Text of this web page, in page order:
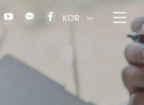
KOR